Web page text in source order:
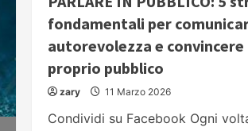
fondamentali per
autorevolezza e convincere
proprio pubblico
zary 11 Marzo 2026
Condividi su Facebook Ogni